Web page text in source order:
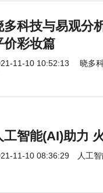
多科技与易观分
价彩妆篇
11-10 10:52:13
晓多
工智能(AI)助力
11-10 08:36:29 人工